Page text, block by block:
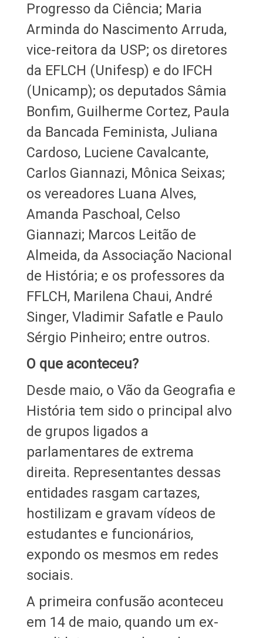
Progresso da Ciência; Maria
Arminda do Nascimento Arruda,
vice-reitora da USP; os diretores
da EFLCH (Unifesp) e do IFCH
(Unicamp); os deputados Sâmia
Bonfim, Guilherme Cortez, Paula
da Bancada Feminista, Juliana
Cardoso, Luciene Cavalcante,
Carlos Giannazi, Mônica Seixas;
os vereadores Luana Alves,
Amanda Paschoal, Celso
Giannazi; Marcos Leitão de
Almeida, da Associação Nacional
de História; e os professores da
FFLCH, Marilena Chaui, André
Singer, Vladimir Safatle e Paulo
Sérgio Pinheiro; entre outros.
O que aconteceu?
Desde maio, o Vão da Geografia e
História tem sido o principal alvo
de grupos ligados a
parlamentares de extrema
direita. Representantes dessas
entidades rasgam cartazes,
hostilizam e gravam vídeos de
estudantes e funcionários,
expondo os mesmos em redes
sociais.
A primeira confusão aconteceu
em 14 de maio, quando um ex-